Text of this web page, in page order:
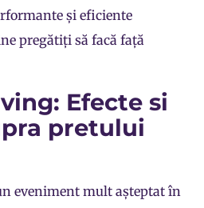
și eficiente
pregătiți să facă față
Efecte si
pretului
eveniment mult așteptat în